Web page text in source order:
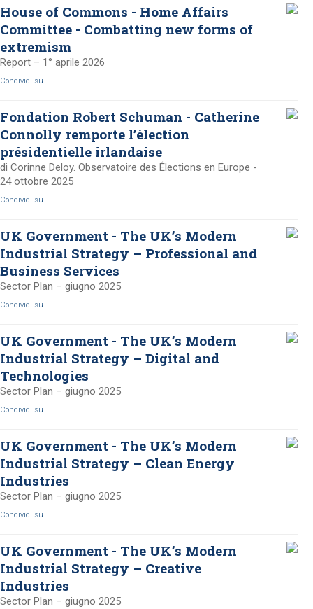
House of Commons - Home Affairs
Committee - Combatting new forms of
extremism
Report – 1° aprile 2026
Condividi su
Fondation Robert Schuman - Catherine
Connolly remporte l’élection
présidentielle irlandaise
di Corinne Deloy. Observatoire des Élections en Europe -
24 ottobre 2025
Condividi su
UK Government - The UK’s Modern
Industrial Strategy – Professional and
Business Services
Sector Plan – giugno 2025
Condividi su
UK Government - The UK’s Modern
Industrial Strategy – Digital and
Technologies
Sector Plan – giugno 2025
Condividi su
UK Government - The UK’s Modern
Industrial Strategy – Clean Energy
Industries
Sector Plan – giugno 2025
Condividi su
UK Government - The UK’s Modern
Industrial Strategy – Creative
Industries
Sector Plan – giugno 2025